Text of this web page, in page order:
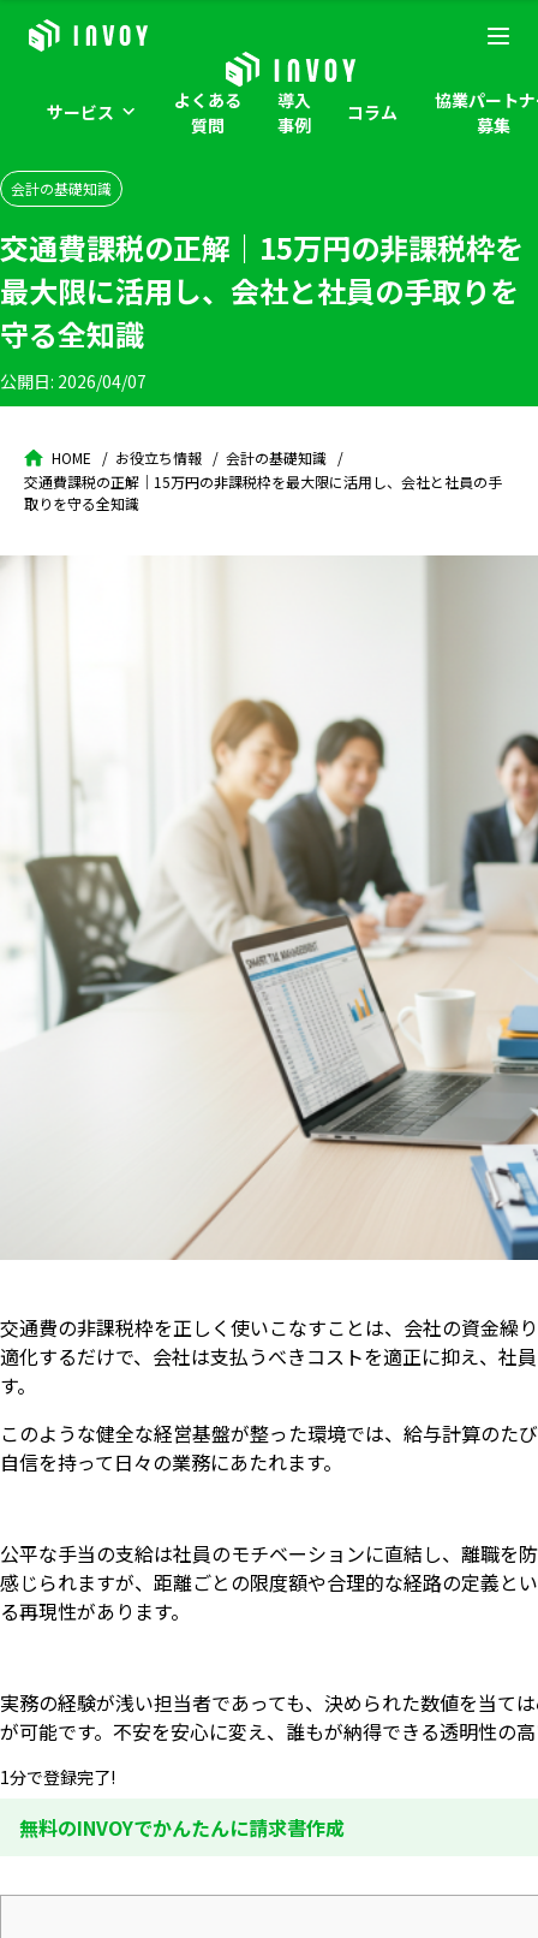
サービス
よくある
質問
導入
事例
コラム
協業パート
募集
会計の基礎知識
交通費課税の正解｜15万円の非課税枠を
最大限に活用し、会社と社員の手取りを
守る全知識
公開日: 2026/04/07
HOME お役立ち情報
会計の基礎知識
交通費課税の正解｜15万円の非課税枠を最大限に活用し、会社と社員の手
取りを守る全知識
交通費の非課税枠を正しく使いこなすことは、会社の資金繰
適化するだけで、会社は支払うべきコストを適正に抑え、社
す。
このような健全な経営基盤が整った環境では、給与計算のた
自信を持って日々の業務にあたれます。
公平な手当の支給は社員のモチベーションに直結し、離職を
感じられますが、距離ごとの限度額や合理的な経路の定義と
る再現性があります。
実務の経験が浅い担当者であっても、決められた数値を当て
が可能です。不安を安心に変え、誰もが納得できる透明性の
1分で登録完了!
無料のINVOYでかんたんに請求書作成